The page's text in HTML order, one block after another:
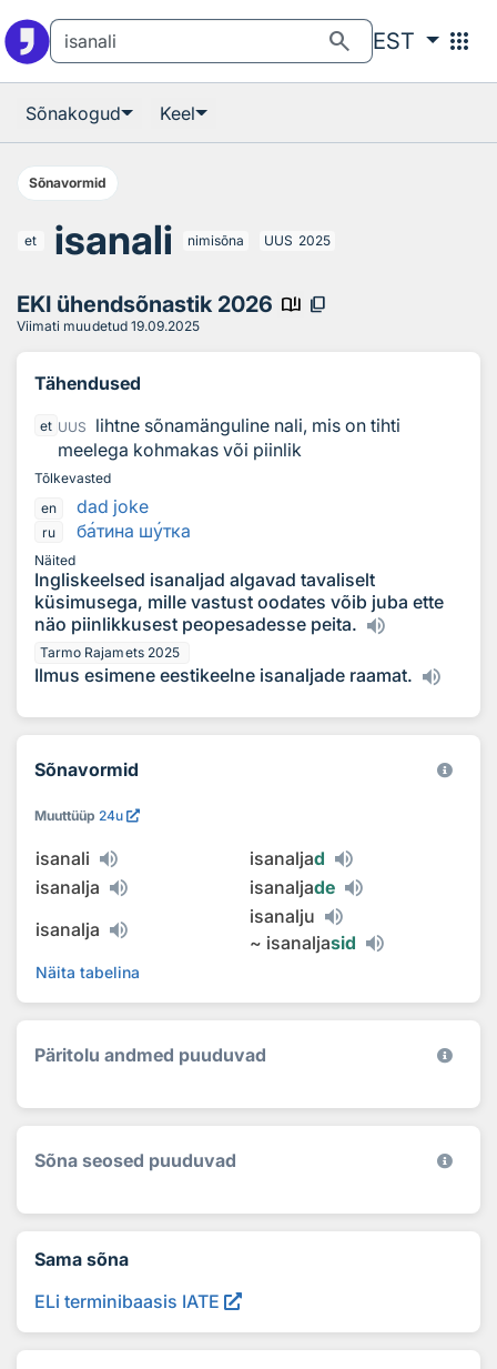
search EST apps
Sõnakogud Keel
Sõnavormid
et isanali nimisõna UUS 2025
EKI ühendsõnastik 2026 book_ribbon content_copy
Viimati muudetud 19.09.2025
Tähendused
et UUS
lihtne sõnamänguline nali, mis on tihti
meelega kohmakas või piinlik
Tõlkevasted
en
dad joke
ru батина шутка
Näited
Ingliskeelsed isanaljad algavad tavaliselt
küsimusega, mille vastust oodates võib juba ette
näo piinlikkusest peopesadesse peita.
Tarmo Rajamets 2025
Ilmus esimene eestikeelne isanaljade raamat.
Sõnavormid
Muuttüüp 24u
isanali isanaljad
isanalja
isanaljade
isanalja
isanalju
~ isanaljasid
Näita tabelina
Päritolu andmed puuduvad
Sõna seosed puuduvad
Sama sõna
ELi terminibaasis IATE